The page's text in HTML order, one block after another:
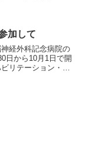
加して
経外科記念病院の
日から10月1日で開
リテーション・ケ